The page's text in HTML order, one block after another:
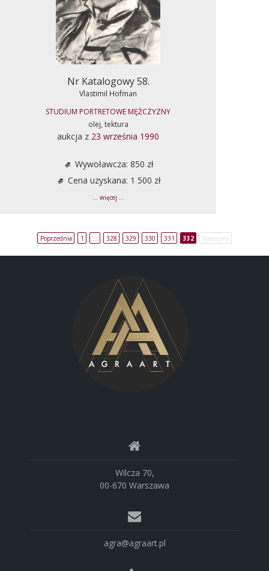
Nr Katalogowy 58.
Vlastimil Hofman
STUDIUM PORTRETOWE MĘŻCZYZNY
olej, tektura
aukcja z 23 września 1990
Wywoławcza: 850 zł
Cena uzyskana: 1 500 zł
... więcej ...
Poprzednia 1 328 329 330 331 332 Następna
Wilcza 70,
00-670 Warszawa
agra@agraart.pl